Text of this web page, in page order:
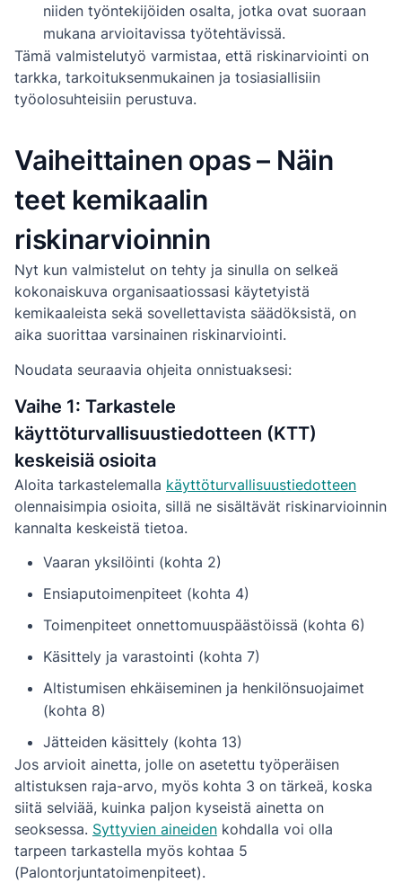
niiden työntekijöiden osalta, jotka ovat suoraan
mukana arvioitavissa työtehtävissä.
Tämä valmistelutyö varmistaa, että riskinarviointi on
tarkka, tarkoituksenmukainen ja tosiasiallisiin
työolosuhteisiin perustuva.
Vaiheittainen opas – Näin
teet kemikaalin
riskinarvioinnin
Nyt kun valmistelut on tehty ja sinulla on selkeä
kokonaiskuva organisaatiossasi käytetyistä
kemikaaleista sekä sovellettavista säädöksistä, on
aika suorittaa varsinainen riskinarviointi.
Noudata seuraavia ohjeita onnistuaksesi:
Vaihe 1: Tarkastele
käyttöturvallisuustiedotteen (KTT)
keskeisiä osioita
Aloita tarkastelemalla käyttöturvallisuustiedotteen
olennaisimpia osioita, sillä ne sisältävät riskinarvioinnin
kannalta keskeistä tietoa.
Vaaran yksilöinti (kohta 2)
Ensiaputoimenpiteet (kohta 4)
Toimenpiteet onnettomuuspäästöissä (kohta 6)
Käsittely ja varastointi (kohta 7)
Altistumisen ehkäiseminen ja henkilönsuojaimet
(kohta 8)
Jätteiden käsittely (kohta 13)
Jos arvioit ainetta, jolle on asetettu työperäisen
altistuksen raja-arvo, myös kohta 3 on tärkeä, koska
siitä selviää, kuinka paljon kyseistä ainetta on
seoksessa. Syttyvien aineiden kohdalla voi olla
tarpeen tarkastella myös kohtaa 5
(Palontorjuntatoimenpiteet).